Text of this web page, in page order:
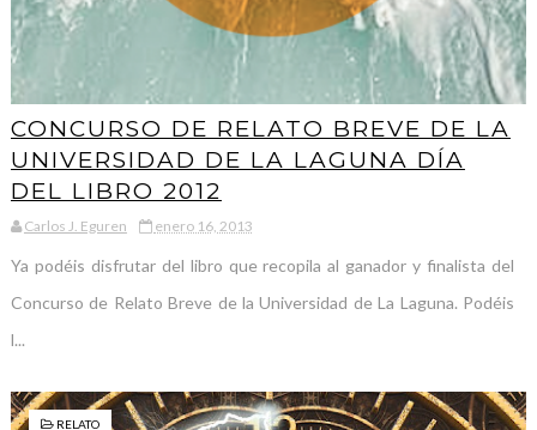
CONCURSO DE RELATO BREVE DE LA
UNIVERSIDAD DE LA LAGUNA DÍA
DEL LIBRO 2012
Carlos J. Eguren enero 16, 2013
Ya podéis disfrutar del libro que recopila al ganador y finalista del
Concurso de Relato Breve de la Universidad de La Laguna. Podéis
l...
RELATO